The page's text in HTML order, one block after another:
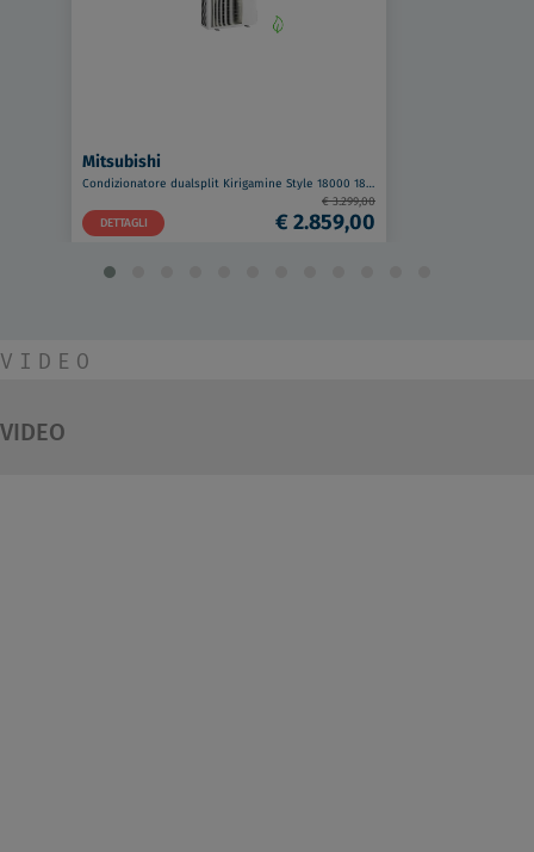
Mitsubishi
Condizionatore dualsplit Kirigamine Style 18000 18000 btu wifi codice prod: MSZ-LN(50)(50)VG2V MXZ-3F54VF4
DETTAGLI
€ 3.299,00
€ 2.859,00
VIDEO
VIDEO